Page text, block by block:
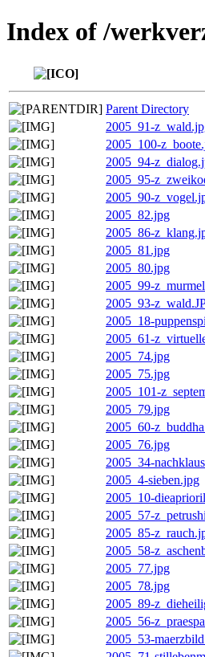
Index of /
Parent Directory
2005_91-
2005_100-
2005_94-
2005_95-
2005_90-
2005_82.jpg
2005_86-
2005_81.jpg
2005_80.jpg
2005_99-
2005_93-
2005_18-
2005_61-
2005_74.jpg
2005_75.jpg
2005_101-
2005_79.jpg
2005_60-
2005_76.jpg
2005_34-
2005_4-sieben.jpg
2005_10-
2005_57-
2005_85-
2005_58-
2005_77.jpg
2005_78.jpg
2005_89-
2005_56-
2005_53-